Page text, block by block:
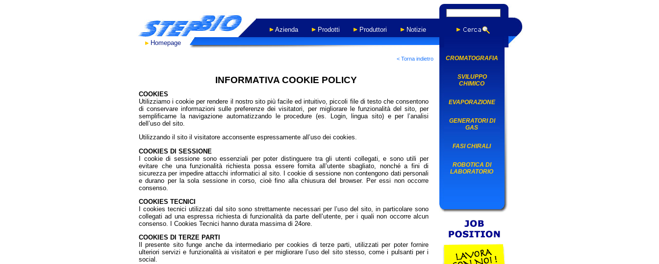
Azienda Prodotti Produttori
Notizie
Homepage
< Torna indietro
INFORMATIVA COOKIE POLICY
COOKIES
Utilizziamo i cookie per rendere il nostro sito più facile ed intuitivo, piccoli file di testo che consentono
di conservare informazioni sulle preferenze dei visitatori, per migliorare le funzionalità del sito, per
semplificarne la navigazione automatizzando le procedure (es. Login, lingua sito) e per l’analisi
dell’uso del sito.
Utilizzando il sito il visitatore acconsente espressamente all’uso dei cookies.
COOKIES DI SESSIONE
I cookie di sessione sono essenziali per poter distinguere tra gli utenti collegati, e sono utili per
evitare che una funzionalità richiesta possa essere fornita all’utente sbagliato, nonché a fini di
sicurezza per impedire attacchi informatici al sito. I cookie di sessione non contengono dati personali
e durano per la sola sessione in corso, cioè fino alla chiusura del browser. Per essi non occorre
consenso.
COOKIES TECNICI
I cookies tecnici utilizzati dal sito sono strettamente necessari per l’uso del sito, in particolare sono
collegati ad una espressa richiesta di funzionalità da parte dell’utente, per i quali non occorre alcun
consenso. I Cookies Tecnici hanno durata massima di 24ore.
COOKIES DI TERZE PARTI
Il presente sito funge anche da intermediario per cookies di terze parti, utilizzati per poter fornire
ulteriori servizi e funzionalità ai visitatori e per migliorare l’uso del sito stesso, come i pulsanti per i
social.
CROMATOGRAFIA
SVILUPPO
CHIMICO
EVAPORAZIONE
GENERATORI DI
GAS
FASI CHIRALI
ROBOTICA DI
LABORATORIO